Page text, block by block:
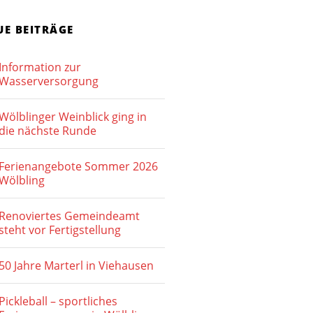
BEITRÄGE
Information zur
Weinblick ging in
die nächste Runde
Ferienangebote Sommer 2026
Renoviertes Gemeindeamt
vor Fertigstellung
50 Jahre Marterl in Viehausen
Pickleball – sportliches